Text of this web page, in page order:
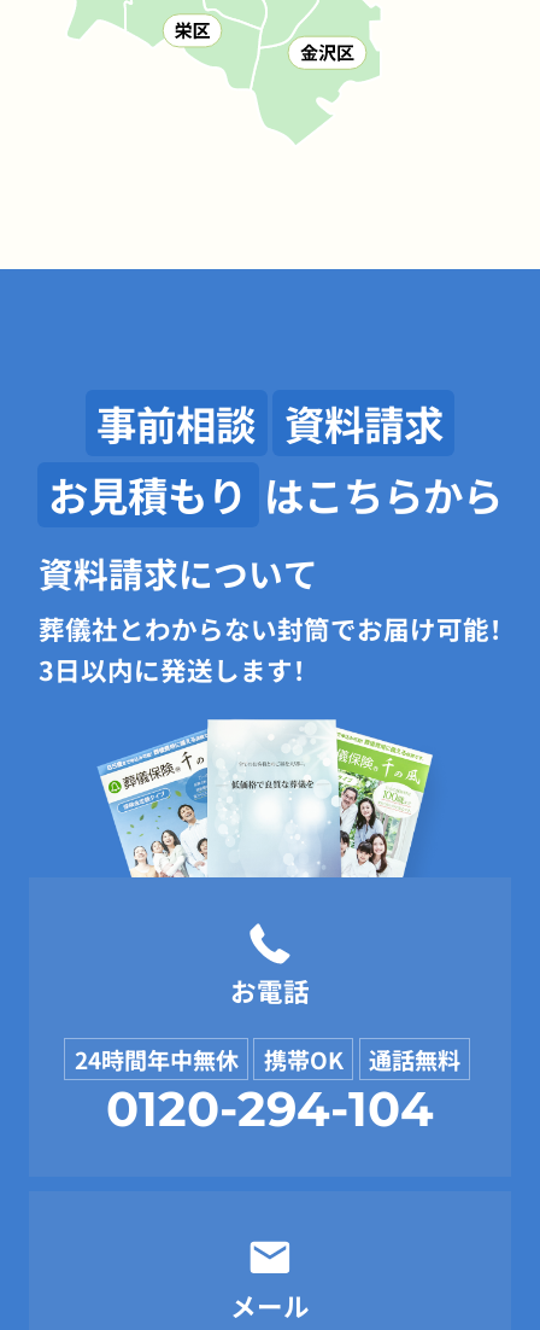
事前相談 資料請求
お見積もり はこちらから
資料請求について
葬儀社とわからない封筒でお届け可能！
3日以内に発送します！
お電話
24時間年中無休 携帯OK 通話無料
0120-294-104
メール